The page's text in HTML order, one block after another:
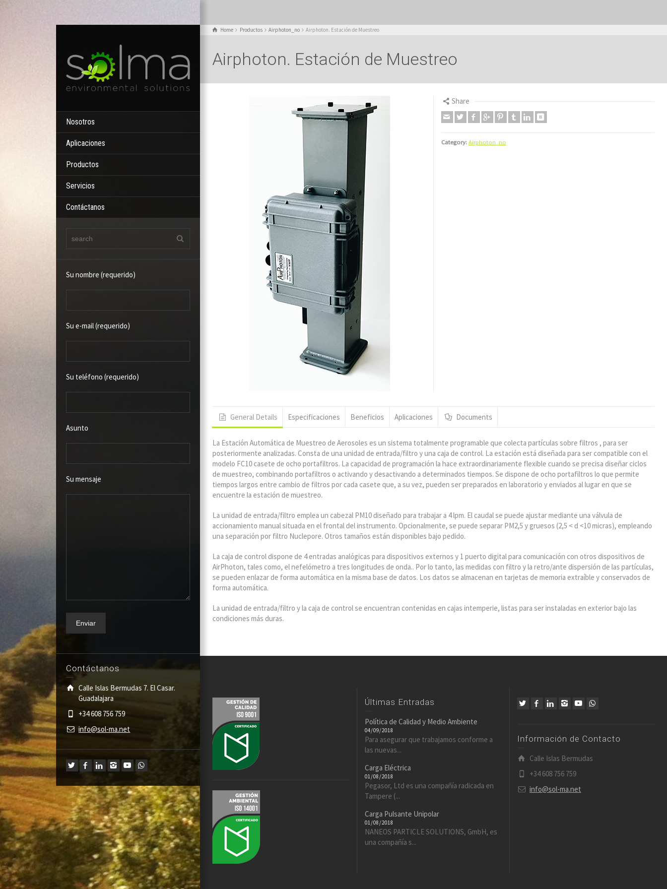
Nosotros
Aplicaciones
Productos
Servicios
Contáctanos
Su nombre (requerido)
Su e-mail (requerido)
Su teléfono (requerido)
Asunto
Su mensaje
Contáctanos
Calle Islas Bermudas 7. El Casar.
Guadalajara
+34 608 756 759
info@sol-ma.net
Home Productos Airphoton_no Airphoton. Estación de Muestreo
Airphoton. Estación de Muestreo
Share
Category: Airphoton_no
General Details Especificaciones Beneficios Aplicaciones Documents
La Estación Automática de Muestreo de Aerosoles es un sistema totalmente programable que colecta partículas sobre filtros , para ser
posteriormente analizadas. Consta de una unidad de entrada/filtro y una caja de control. La estación está diseñada para ser compatible con el
modelo FC10 casete de ocho portafiltros. La capacidad de programación la hace extraordinariamente flexible cuando se precisa diseñar ciclos
de muestreo, combinando portafiltros o activando y desactivando a determinados tiempos. Se dispone de ocho portafiltros lo que permite
tiempos largos entre cambio de filtros por cada casete que, a su vez, pueden ser preparados en laboratorio y enviados al lugar en que se
encuentre la estación de muestreo.
La unidad de entrada/filtro emplea un cabezal PM10 diseñado para trabajar a 4 lpm. El caudal se puede ajustar mediante una válvula de
accionamiento manual situada en el frontal del instrumento. Opcionalmente, se puede separar PM2,5 y gruesos (2,5 < d <10 micras), empleando
una separación por filtro Nuclepore. Otros tamaños están disponibles bajo pedido.
La caja de control dispone de 4 entradas analógicas para dispositivos externos y 1 puerto digital para comunicación con otros dispositivos de
AirPhoton, tales como, el nefelómetro a tres longitudes de onda.. Por lo tanto, las medidas con filtro y la retro/ante dispersión de las partículas,
se pueden enlazar de forma automática en la misma base de datos. Los datos se almacenan en tarjetas de memoria extraíble y conservados de
forma automática.
La unidad de entrada/filtro y la caja de control se encuentran contenidas en cajas intemperie, listas para ser instaladas en exterior bajo las
condiciones más duras.
Últimas Entradas
Política de Calidad y Medio Ambiente
04/09/2018
Para asegurar que trabajamos conforme a
las nuevas...
Carga Eléctrica
01/08/2018
Pegasor, Ltd es una compañía radicada en
Tampere (...
Carga Pulsante Unipolar
01/08/2018
NANEOS PARTICLE SOLUTIONS, GmbH, es
una compañía s...
Información de Contacto
Calle Islas Bermudas
+34 608 756 759
info@sol-ma.net